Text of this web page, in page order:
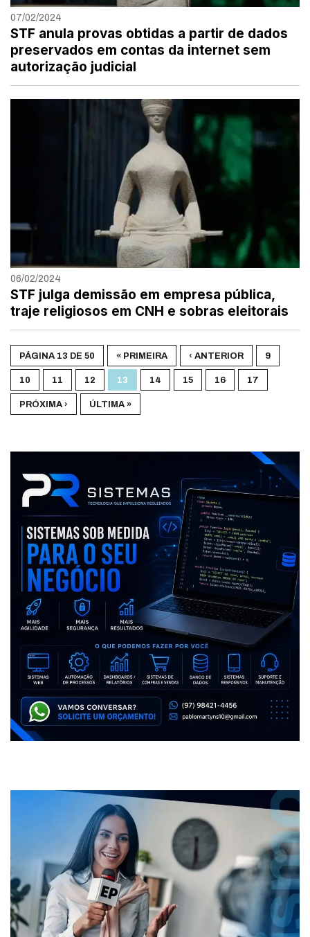
07/02/2024
STF anula provas obtidas a partir de dados
preservados em contas da internet sem
autorização judicial
06/02/2024
STF julga demissão em empresa pública,
traje religiosos em CNH e sobras eleitorais
PÁGINA 13 DE 50 « PRIMEIRA ‹ ANTERIOR 9
10 11 12 13 14 15 16 17
PRÓXIMA › ÚLTIMA »